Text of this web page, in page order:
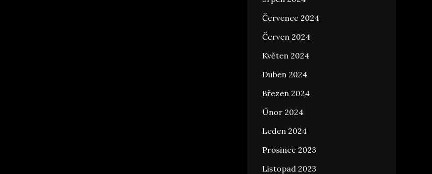
Červenec 2024
Červen 2024
Květen 2024
Duben 2024
Březen 2024
Únor 2024
Leden 2024
Prosinec 2023
Listopad 2023